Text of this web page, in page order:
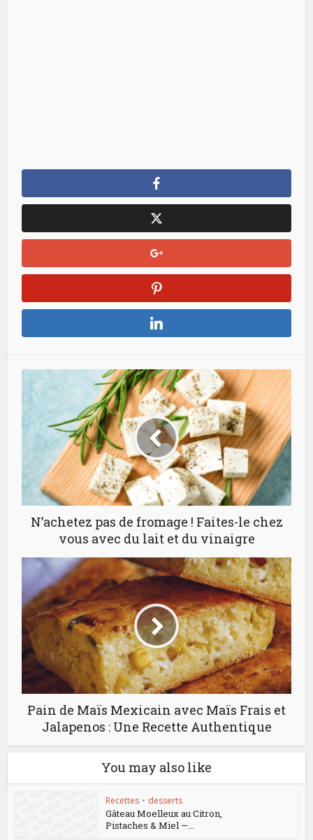
N’achetez pas de fromage ! Faites-le chez
vous avec du lait et du vinaigre
Pain de Maïs Mexicain avec Maïs Frais et
Jalapenos : Une Recette Authentique
You may also like
Recettes • desserts
Gâteau Moelleux au Citron,
Pistaches & Miel —...